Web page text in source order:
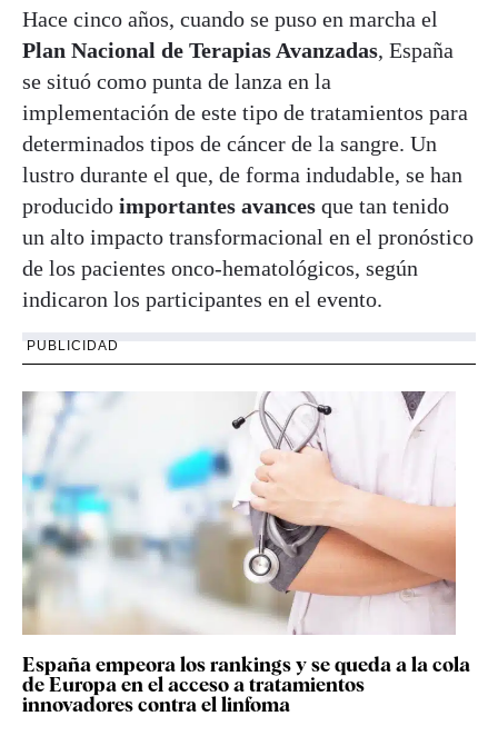
Hace cinco años, cuando se puso en marcha el
Plan Nacional de Terapias Avanzadas, España
se situó como punta de lanza en la
implementación de este tipo de tratamientos para
determinados tipos de cáncer de la sangre. Un
lustro durante el que, de forma indudable, se han
producido importantes avances que tan tenido
un alto impacto transformacional en el pronóstico
de los pacientes onco-hematológicos, según
indicaron los participantes en el evento.
PUBLICIDAD
España empeora los rankings y se queda a la cola
de Europa en el acceso a tratamientos
innovadores contra el linfoma